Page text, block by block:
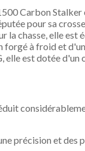
Carbon Stalker
pour sa
la chasse, elle est
forgé à froid et
elle est dotée d'un
précision et des